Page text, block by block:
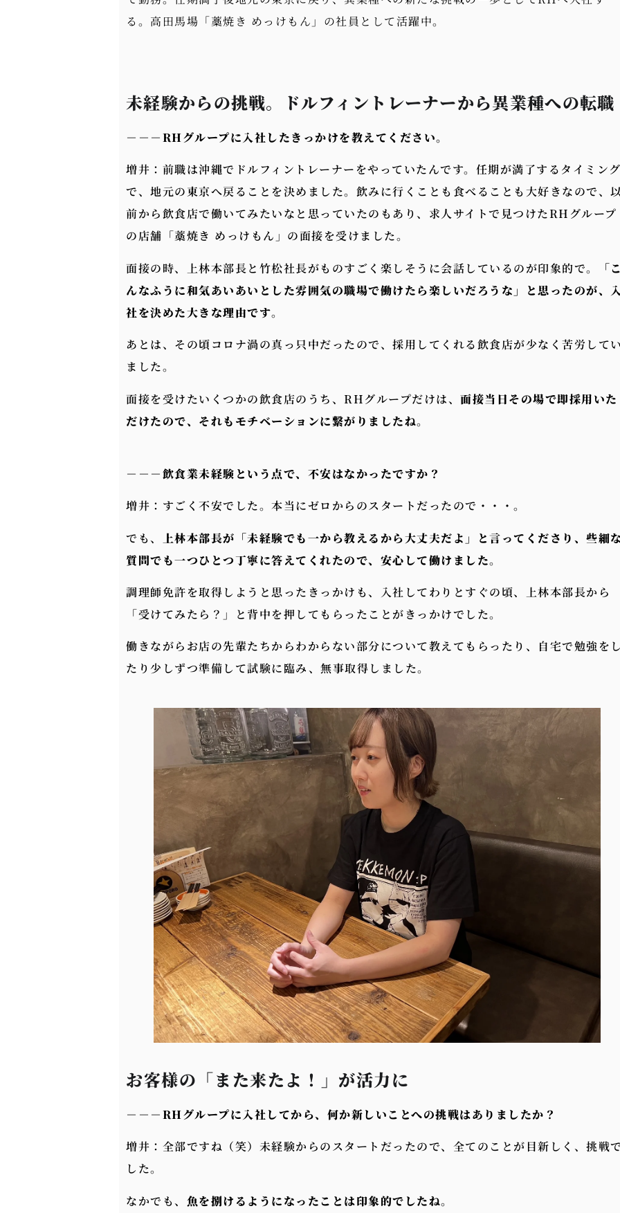
る。高田馬場「藁焼き めっけもん」の社員として活躍中。
未経験からの挑戦。ドルフィントレーナーから異業種への転職
－－－RHグループに入社したきっかけを教えてください。
増井：前職は沖縄でドルフィントレーナーをやっていたんです。任期が満了するタイミング
で、地元の東京へ戻ることを決めました。飲みに行くことも食べることも大好きなので、
前から飲食店で働いてみたいなと思っていたのもあり、求人サイトで見つけたRHグループ
の店舗「藁焼き めっけもん」の面接を受けました。
面接の時、上林本部長と竹松社長がものすごく楽しそうに会話しているのが印象的で。
「こ
んなふうに和気あいあいとした雰囲気の職場で働けたら楽しいだろうな」と思ったのが、
社を決めた大きな理由です。
あとは、その頃コロナ渦の真っ只中だったので、採用してくれる飲食店が少なく苦労してい
ました。
面接を受けたいくつかの飲食店のうち、RHグループだけは、面接当日その場で即採用いた
だけたので、それもモチベーションに繋がりましたね。
－－－飲食業未経験という点で、不安はなかったですか ？
増井：すごく不安でした。本当にゼロからのスタートだったので・・・。
でも、
上林本部長が「未経験でも一から教えるから大丈夫だよ」と言ってくださり、些細な
質問でも一つひとつ丁寧に答えてくれたので、安心して働けました。
調理師免許を取得しようと思ったきっかけも、入社してわりとすぐの頃、上林本部長から
「受けてみたら？」と背中を押してもらったことがきっかけでした。
働きながらお店の先輩たちからわからない部分について教えてもらったり、自宅で勉強をし
たり少しずつ準備して試験に臨み、無事取得しました。
お客様の「また来たよ！」が活力に
－－－RHグループに入社してから、何か新しいことへの挑戦はありましたか ？
増井：全部ですね（笑）未経験からのスタートだったので、全てのことが目新しく、挑戦で
した。
なかでも、 魚を捌けるようになったことは印象的でしたね。